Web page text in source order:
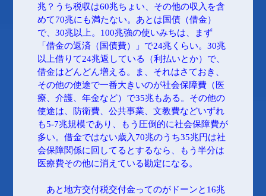
兆？うち税収は60兆ちょい、その他の収入を含
めて70兆にも満たない。あとは国債（借金）
で、30兆以上。100兆強の使いみちは、まず
「借金の返済（国債費）」で24兆くらい。30兆
以上借りて24兆返している（利払いとか）で、
借金はどんどん増える。ま、それはさておき、
その他の使途で一番大きいのが社会保障費（医
療、介護、年金など）で35兆もある。その他の
使途は、防衛費、公共事業、文教費などいずれ
も5-7兆規模であり、もう圧倒的に社会保障費が
多い。借金ではない歳入70兆のうち35兆円は社
会保障関係に回してるとするなら、もう半分は
医療費その他に消えている勘定になる。
あと地方交付税交付金ってのがドーンと16兆